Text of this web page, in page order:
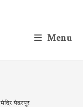
Menu
पंढरपूर